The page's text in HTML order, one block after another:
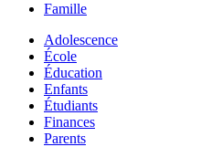
Famille
Adolescence
École
Éducation
Enfants
Étudiants
Finances
Parents